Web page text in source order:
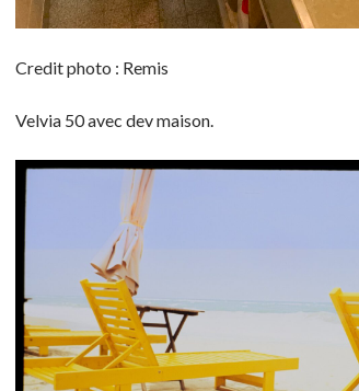
Credit photo : Remis
Velvia 50 avec dev maison.